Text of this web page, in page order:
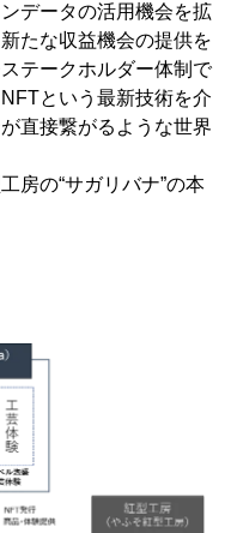
データの活用機会を拡
たな収益機会の提供を
テークホルダー体制で
という最新技術を介
直接繋がるような世界
房の“サガリバナ”の本